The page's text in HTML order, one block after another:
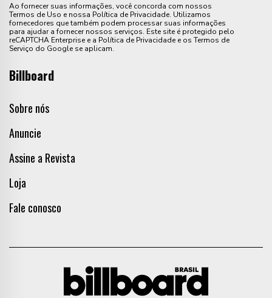
Ao fornecer suas informações, você concorda com nossos
Termos de Uso e nossa Política de Privacidade. Utilizamos
fornecedores que também podem processar suas informações
para ajudar a fornecer nossos serviços. Este site é protegido pelo
reCAPTCHA Enterprise e a Política de Privacidade e os Termos de
Serviço do Google se aplicam.
Billboard
Sobre nós
Anuncie
Assine a Revista
Loja
Fale conosco